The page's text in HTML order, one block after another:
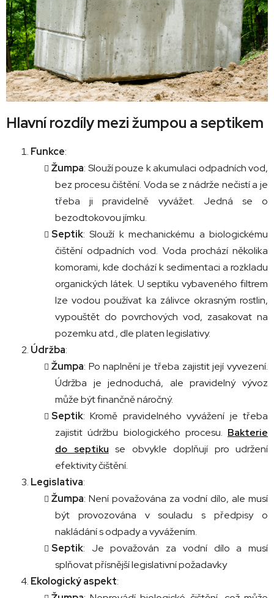
Hlavní rozdíly mezi žumpou a septikem
Funkce:
Žumpa: Slouží pouze k akumulaci odpadních vod,
bez procesu čištění. Voda se z nádrže nečistí a je
třeba ji pravidelně vyvážet. Jedná se o
bezodtokovou jímku.
Septik: Slouží k mechanickému a biologickému
čištění odpadních vod. Voda prochází několika
komorami, kde dochází k sedimentaci a rozkladu
organických látek. U septiku vybaveného filtrem
lze vodou používat ka zálivce okrasným rostlin,
vypouštět do povrchových vod, zasakovat na
pozemku atd., dle platen legislativy.
Údržba:
Žumpa: Po naplnění je třeba zajistit její vyvezení.
Údržba je jednoduchá, ale pravidelný vývoz
může být finančně náročný.
Septik: Kromě pravidelného vyvážení je třeba
zajistit údržbu biologického procesu. Bakterie
do septiku se obvykle doplňují pro udržení
efektivity čištění.
Legislativa:
Žumpa: Není považována za vodní dílo, ale musí
být provozována v souladu s předpisy o
nakládání s odpady a vyvážením.
Septik: Je považován za vodní dílo a musí
splňovat přísnější legislativní požadavky
Ekologický aspekt: